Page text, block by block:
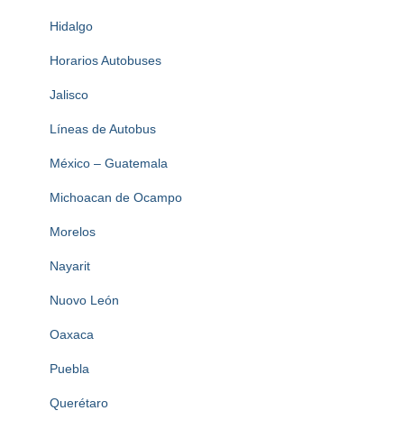
Hidalgo
Horarios Autobuses
Jalisco
Líneas de Autobus
México – Guatemala
Michoacan de Ocampo
Morelos
Nayarit
Nuovo León
Oaxaca
Puebla
Querétaro